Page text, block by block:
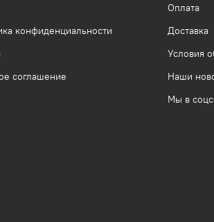
конфиденциальности
соглашение
Оплата
Доставка
Условия
Наши
Мы в